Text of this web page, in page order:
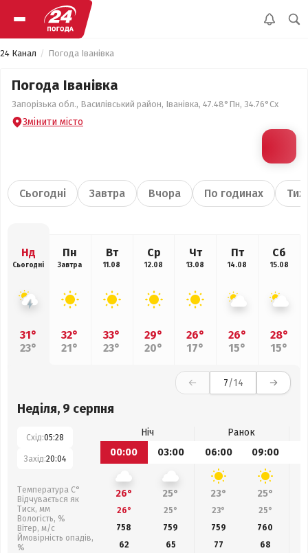
24 Канал Погода Іванівка
Погода Іванівка
Запорізька обл., Василівський район, Іванівка, 47.48°Пн, 34.76°Сх
Змінити місто
Сьогодні Завтра Вчора По годинах
Нд
Сьогодні
31°
23°
Пн
Завтра
32°
21°
Вт
11.08
33°
23°
Ср
12.08
29°
20°
Чт
13.08
26°
17°
Пт
14.08
26°
15°
Сб
15.08
28°
15°
7/14
Неділя, 9 серпня
Схід:05:28
Захід:20:04
Температура С°
Відчувається як
Тиск, мм
Вологість, %
Вітер, м/с
Ймовірність опадів,
%
Ніч
Ранок
00:00
03:00 06:00 09:00
26° 25° 23° 25°
26° 25° 23° 25°
758
759 759 760
62
65 77 68